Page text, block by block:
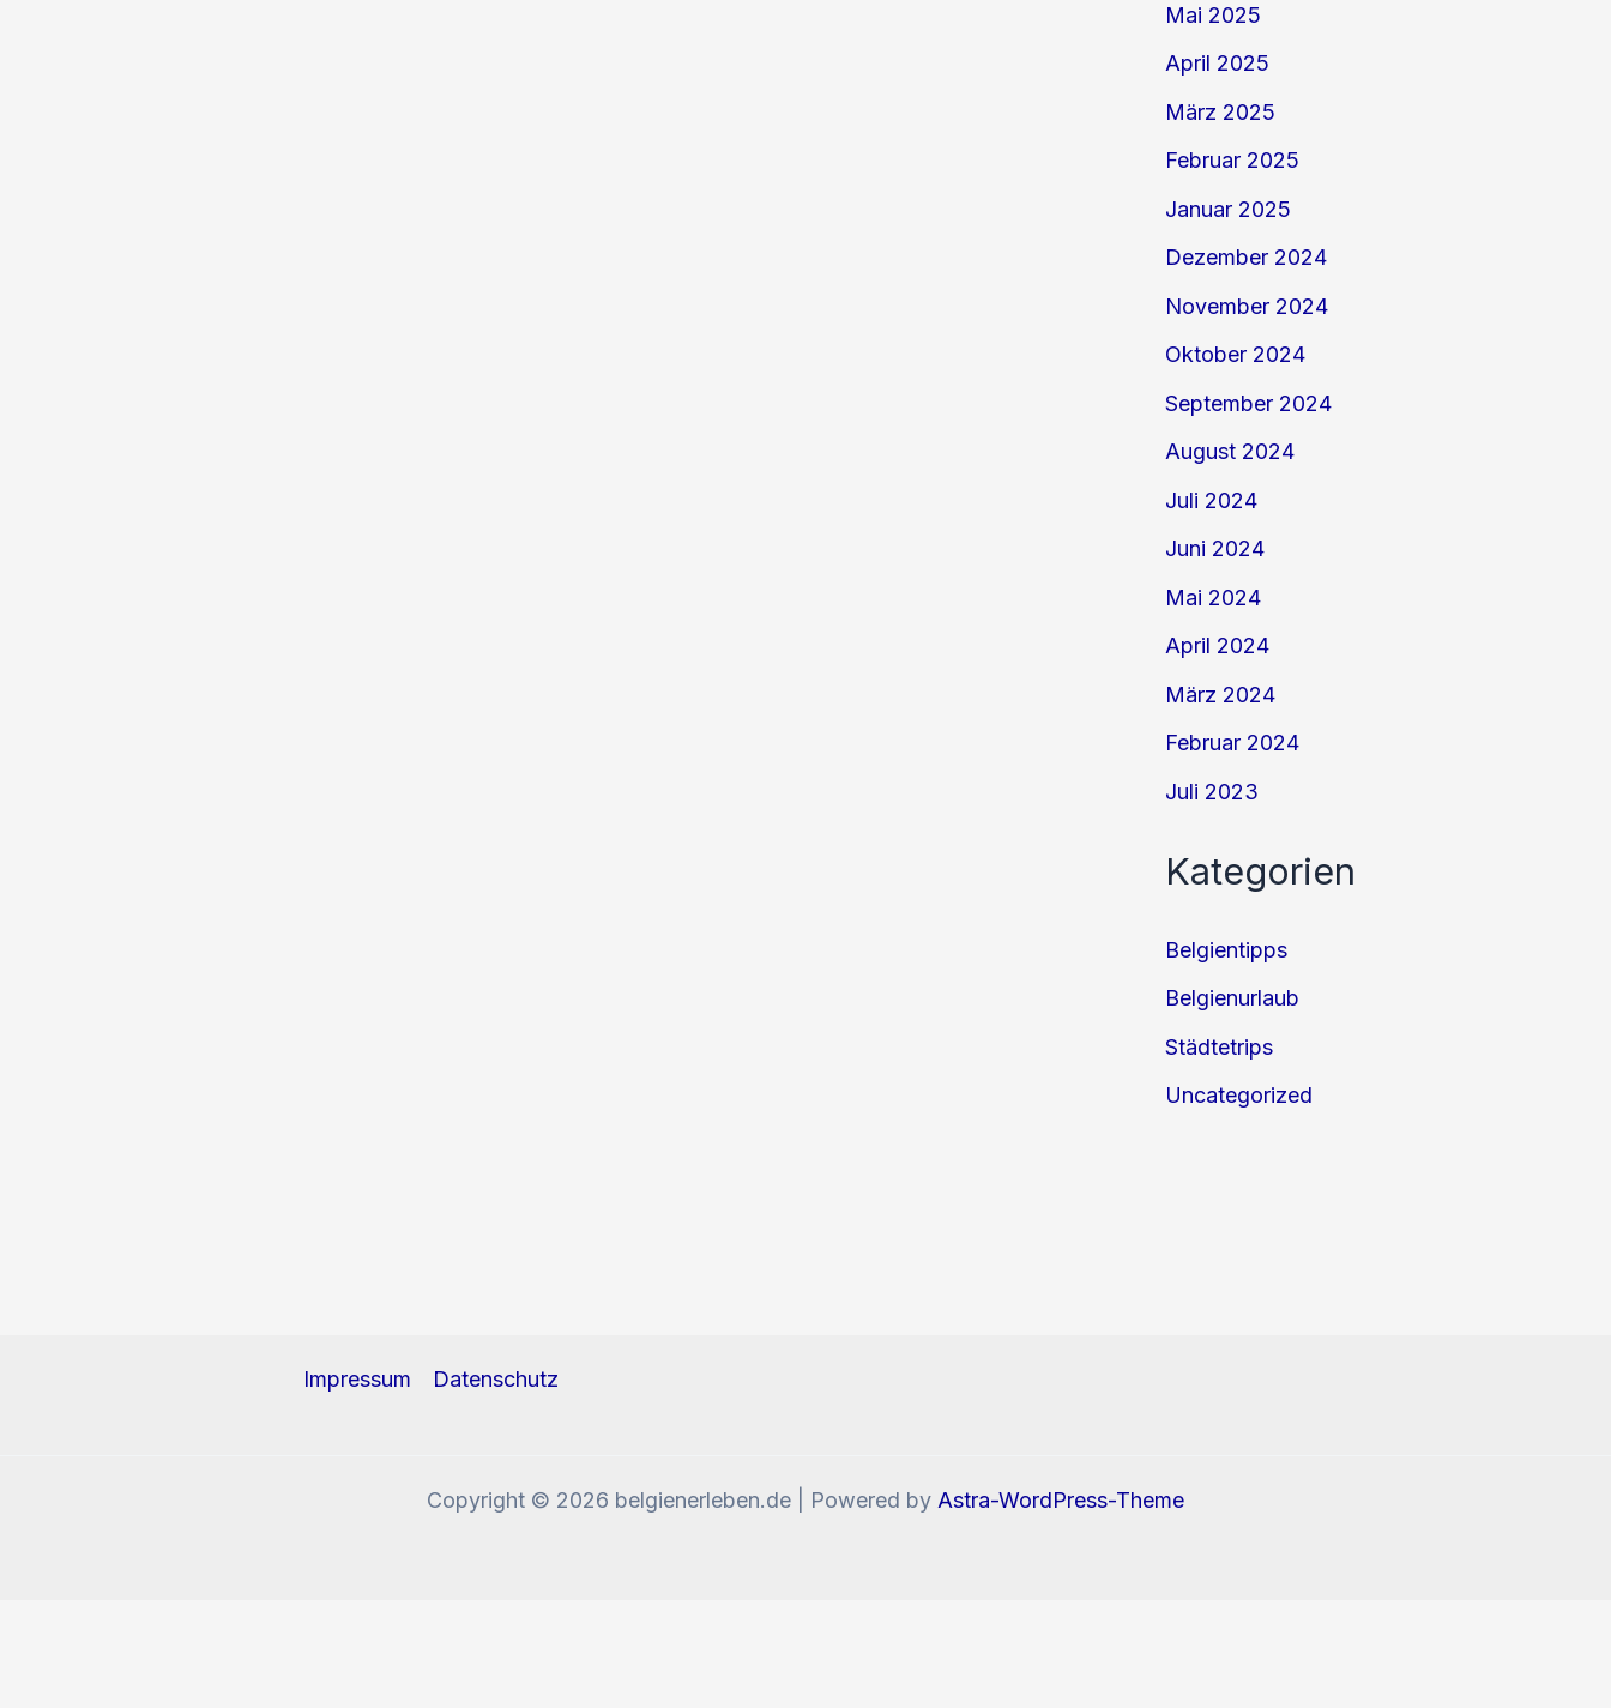
Mai 2025
April 2025
März 2025
Februar 2025
Januar 2025
Dezember 2024
November 2024
Oktober 2024
September 2024
August 2024
Juli 2024
Juni 2024
Mai 2024
April 2024
März 2024
Februar 2024
Juli 2023
Kategorien
Belgientipps
Belgienurlaub
Städtetrips
Uncategorized
Impressum Datenschutz
Copyright © 2026 belgienerleben.de | Powered by Astra-WordPress-Theme